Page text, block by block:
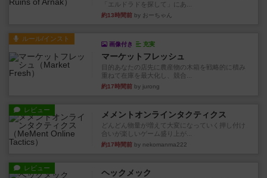
「エルドラドを探して」にあ...
約13時間前 by おーちゃん
ルール/インスト
画像付き 充実
マーケットフレッシュ
目的あなたの店先に農産物の木箱を戦略的に積み
重ねて在庫を最大化し、競合...
約17時間前 by jurong
レビュー メメントオンラインタクティクス
どんどん物量が増えて大変になっていく押し付け
合いが楽しいゲーム盛り上が...
約17時間前 by nekomanma222
レビュー ヘックメック